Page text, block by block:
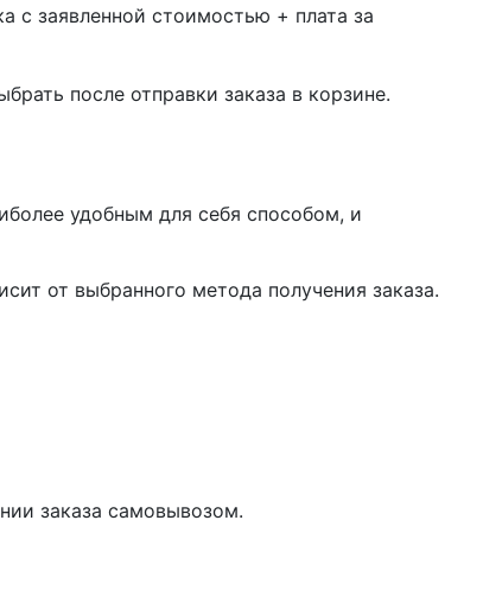
с заявленной стоимостью + плата за
после отправки заказа в корзине.
удобным для себя способом, и
от выбранного метода получения заказа.
заказа самовывозом.